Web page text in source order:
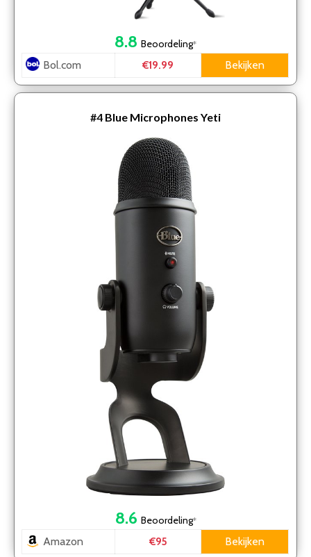
8.8 Beoordeling*
Bol.com €19.99 Bekijken
#4 Blue Microphones Yeti
8.6 Beoordeling*
Amazon €95 Bekijken